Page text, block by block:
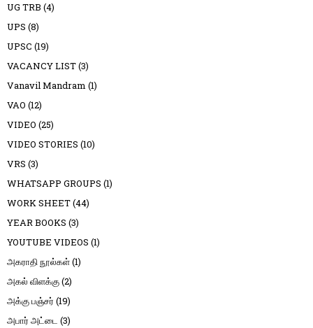
UG TRB (4)
UPS (8)
UPSC (19)
VACANCY LIST(3)
Vanavil Mandram (1)
VAO (12)
VIDEO (25)
VIDEO STORIES (10)
VRS (3)
WHATSAPP GROUPS (1)
WORK SHEET(44)
YEAR BOOKS (3)
YOUTUBE VIDEOS (1)
அகராதி நூல்கள்(1)
அகல் விளக்கு(2)
அக்கு பஞ்சர் (19)
அபார் அட்டை (3)